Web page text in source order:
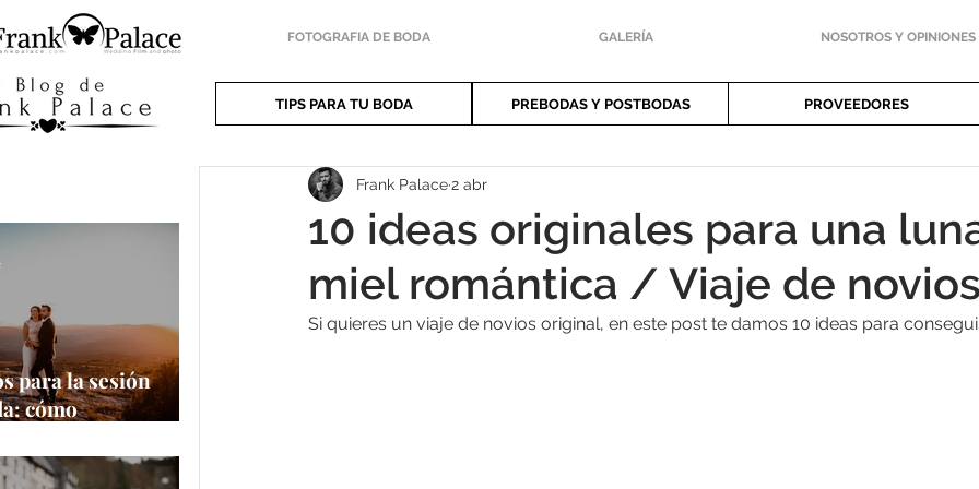
FOTOGRAFIA DE BODA GALERÍA NOSOTROS Y OPINIONES
TIPS PARA TU BODA PREBODAS Y POSTBODAS PROVEEDORES
para la sesión
cómo
oportunidad
10 ideas originales para una
miel romántica / Viaje de novios
Frank Palace2 abr
Si quieres un viaje de novios original, en este post te damos 10 ideas para